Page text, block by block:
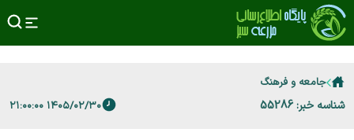
جامعه و فرهنگ
شناسه خبر: 55286 ۱۴۰۵/۰۲/۳۰ ۲۱:۰۰:۰۰